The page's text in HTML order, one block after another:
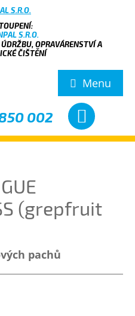
OPRAVÁRENSTVÍ A
ČIŠTĚNÍ
Menu
002
(grepfruit
pachů